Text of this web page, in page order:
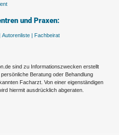
und Praxen:
Autorenliste | Fachbeirat
sind zu Informationszwecken erstellt
Beratung oder Behandlung
Facharzt. Von einer eigenständigen
hiermit ausdrücklich abgeraten.